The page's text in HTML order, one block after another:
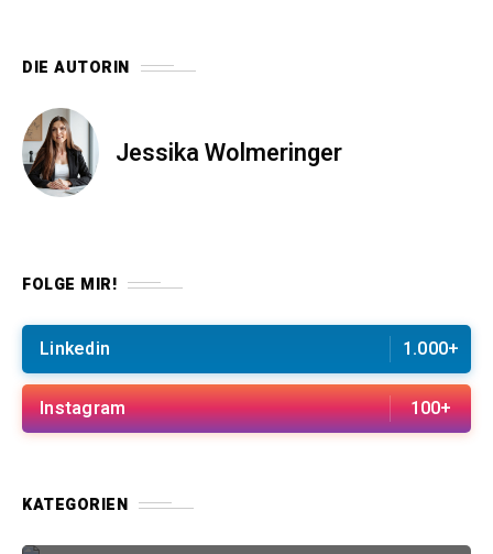
DIE AUTORIN
Jessika Wolmeringer
FOLGE MIR!
Linkedin 1.000+
Instagram 100+
KATEGORIEN